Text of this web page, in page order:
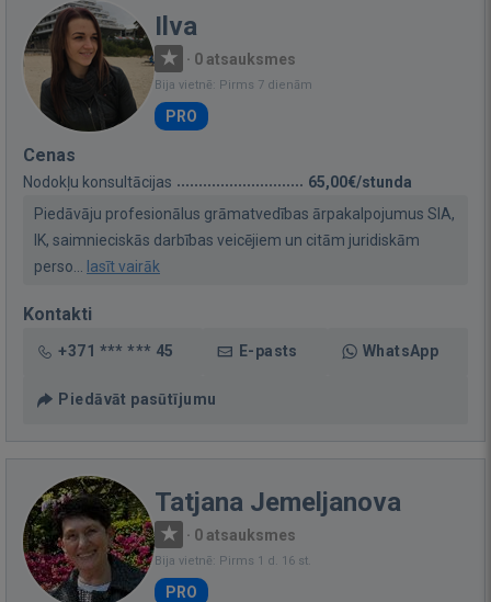
Ilva
· 0 atsauksmes
Bija vietnē: Pirms 7 dienām
PRO
Cenas
Nodokļu konsultācijas
65,00€/stunda
Piedāvāju profesionālus grāmatvedības ārpakalpojumus SIA,
IK, saimnieciskās darbības veicējiem un citām juridiskām
perso...
lasīt vairāk
Kontakti
+371 *** *** 45 E-pasts WhatsApp
Piedāvāt pasūtījumu
Tatjana Jemeljanova
· 0 atsauksmes
Bija vietnē: Pirms 1 d. 16 st.
PRO